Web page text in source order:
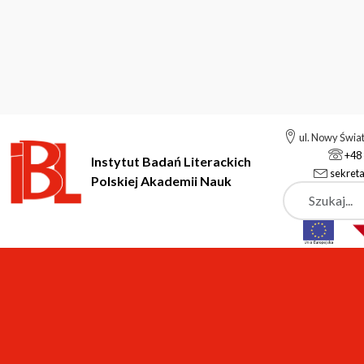
Instytut Badań Literackich
Polskiej Akademii Nauk
ul. Nowy
+48
Szukaj
Instytut Badań Literackich Polskiej Akademii Nauk
Projekty
„Biblioteka Pisarzy Staropolskich”, „Biblioteka Pisarzy
„Biblioteka Pisarzy
Oświecenia” –